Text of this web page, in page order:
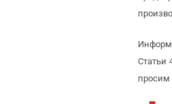
Статьи
просим